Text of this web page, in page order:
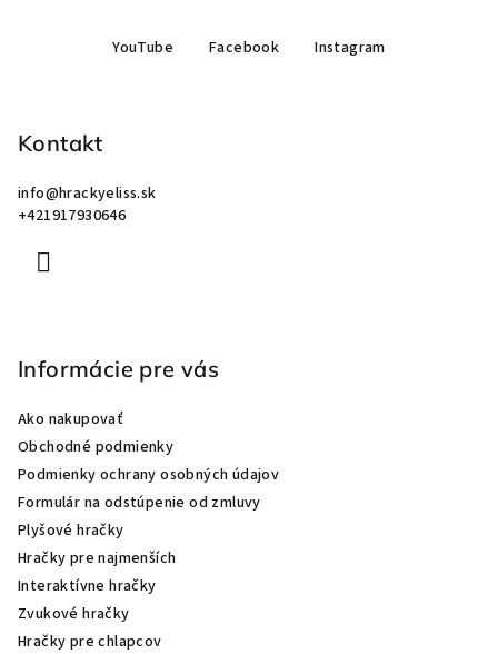
YouTube Facebook Instagram
Kontakt
info@hrackyeliss.sk
+421917930646
Informácie pre vás
Ako nakupovať
Obchodné podmienky
Podmienky ochrany osobných údajov
Formulár na odstúpenie od zmluvy
Plyšové hračky
Hračky pre najmenších
Interaktívne hračky
Zvukové hračky
Hračky pre chlapcov